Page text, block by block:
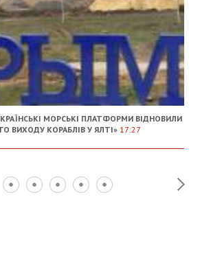
МОРСЬКІ ПЛАТФОРМИ ВІДНОВИЛИ
ВИХОДУ КОРАБЛІВ У ЯЛТІ» 17:27